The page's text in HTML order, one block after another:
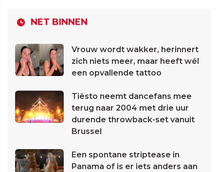
NET BINNEN
Vrouw wordt wakker, herinnert
zich niets meer, maar heeft wél
een opvallende tattoo
Tiësto neemt dancefans mee
terug naar 2004 met drie uur
durende throwback-set vanuit
Brussel
Een spontane striptease in
Panama of is er iets anders aan